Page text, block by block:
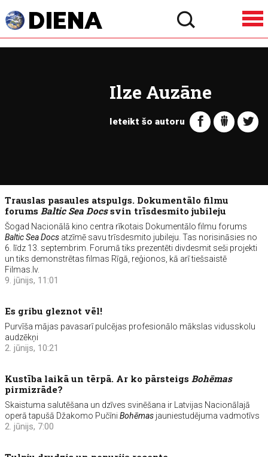
Ilze Auzāne
Ieteikt šo autoru
Trauslas pasaules atspulgs. Dokumentālo filmu
forumsBaltic Sea Docssvin trīsdesmito jubileju
Šogad Nacionālā kino centra rīkotais Dokumentālo filmu forums
Baltic Sea Docs atzīmē savu trīsdesmito jubileju. Tas norisināsies no
6. līdz 13. septembrim. Forumā tiks prezentēti divdesmit seši projekti
un tiks demonstrētas filmas Rīgā, reģionos, kā arī tiešsaistē
Filmas.lv.
9. jūnijs, 11:01
Es gribu gleznot vēl!
Purvīša mājas pavasarī pulcējas profesionālo mākslas vidusskolu
audzēkņi
2. jūnijs, 10:21
Kustība laikā un tērpā. Ar ko pārsteigsBohēmas
pirmizrāde?
Skaistuma salutēšana un dzīves svinēšana ir Latvijas Nacionālajā
operā tapušā Džakomo PučīniBohēmas jauniestudējuma vadmotīvs
2. jūnijs, 7:00